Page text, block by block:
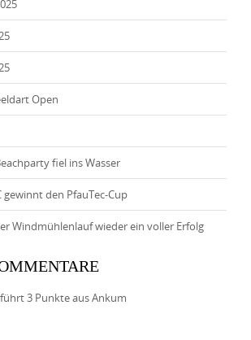
Open
fiel ins Wasser
gewinnt den PfauTec-Cup
Windmühlenlauf wieder ein voller Erfolg
3 Punkte aus Ankum